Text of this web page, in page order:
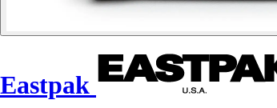
Eastpak